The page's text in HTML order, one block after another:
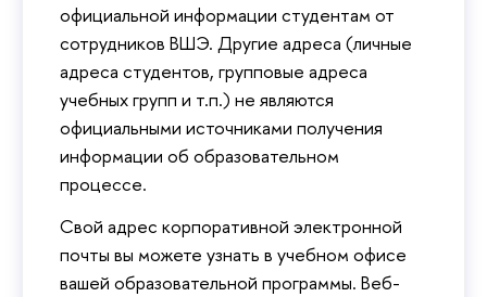
официальной информации студентам от
сотрудников ВШЭ. Другие адреса (личные
адреса студентов, групповые адреса
учебных групп и т.п.) не являются
официальными источниками получения
информации об образовательном
процессе.
Свой адрес корпоративной электронной
почты вы можете узнать в учебном офисе
вашей образовательной программы. Веб-